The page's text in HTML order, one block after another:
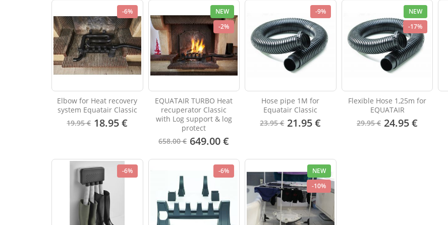
-6%
Elbow for Heat recovery
system Equatair Classic
19.95 € 18.95 €
NEW
-2%
EQUATAIR TURBO Heat
recuperator Classic
with Log support & log
protect
658.00 € 649.00 €
-9%
Hose pipe 1M for
Equatair Classic
23.95 € 21.95 €
NEW
-17%
Flexible Hose 1,25m for
EQUATAIR
29.95 € 24.95 €
-6% -6%
NEW
-10%